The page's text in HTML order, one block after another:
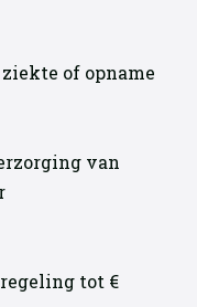
of opname
van
tot €